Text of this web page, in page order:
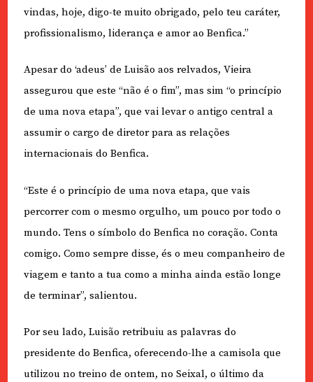
vindas, hoje, digo-te muito obrigado, pelo teu caráter,
profissionalismo, liderança e amor ao Benfica.”
Apesar do ‘adeus’ de Luisão aos relvados, Vieira
assegurou que este “não é o fim”, mas sim “o princípio
de uma nova etapa”, que vai levar o antigo central a
assumir o cargo de diretor para as relações
internacionais do Benfica.
“Este é o princípio de uma nova etapa, que vais
percorrer com o mesmo orgulho, um pouco por todo o
mundo. Tens o símbolo do Benfica no coração. Conta
comigo. Como sempre disse, és o meu companheiro de
viagem e tanto a tua como a minha ainda estão longe
de terminar”, salientou.
Por seu lado, Luisão retribuiu as palavras do
presidente do Benfica, oferecendo-lhe a camisola que
utilizou no treino de ontem, no Seixal, o último da